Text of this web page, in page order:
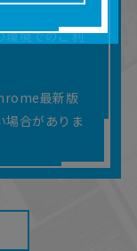
環境でのご利
最新版
場合がありま
が購入され
合がありま
説明書の
ます。
努めており
するもので
。
て、利用